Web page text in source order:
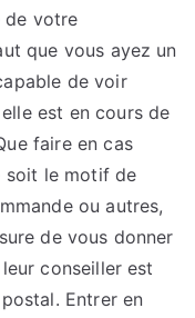
de votre
que vous ayez un
de voir
est en cours de
faire en cas
soit le motif de
ou autres,
de vous donner
conseiller est
Entrer en